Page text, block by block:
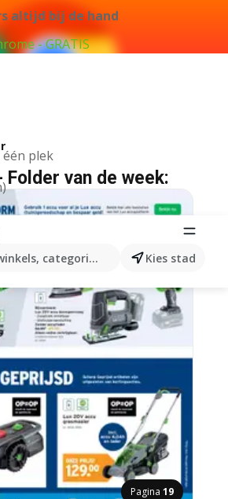
altijd bij de hand
- GRATIS
plek
categorieën, producten...
Kies stad
Folder van de week:
Pagina 19